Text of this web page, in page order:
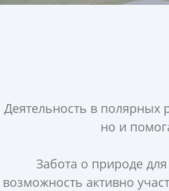
Деятельность в полярных
но и
Забота о природе
возможность активно